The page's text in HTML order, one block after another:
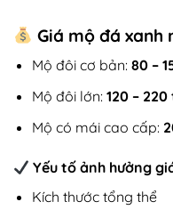
Giá mộ đá xanh
Mộ đôi cơ bản: 80 –
Mộ đôi lớn: 120 –
Mộ có mái cao cấp:
Yếu tố ảnh hưởng
Kích thước tổng thể